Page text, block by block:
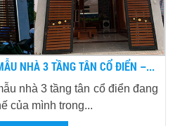
NHÀ 3 TẦNG TÂN CỔ ĐIỂN –...
nhà 3 tầng tân cổ điển đang
của mình trong...